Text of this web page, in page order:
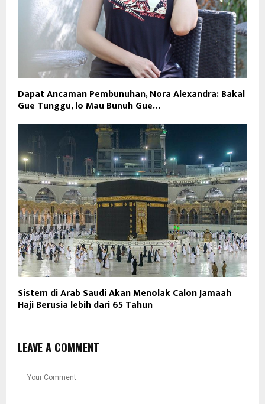
Dapat Ancaman Pembunuhan, Nora Alexandra: Bakal
Gue Tunggu, lo Mau Bunuh Gue…
Sistem di Arab Saudi Akan Menolak Calon Jamaah
Haji Berusia lebih dari 65 Tahun
LEAVE A COMMENT